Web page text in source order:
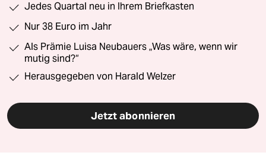
Jedes Quartal neu in Ihrem Briefkasten
Nur 38 Euro im Jahr
Als Prämie Luisa Neubauers „Was wäre, wenn wir
mutig sind?“
Herausgegeben von Harald Welzer
Jetzt abonnieren